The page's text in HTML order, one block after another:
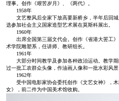
理事。创作《艰苦岁月》、《两代》。
1958年
文艺整风后全家下放高要新桥乡，半年后回城
选参加社会主义国家造型艺术展在莫斯科展出。
1960年
出席全国第三届文代会。创作《省港大罢工》
术学院雕塑系，任讲师、教研组长。
1961年
大部分时间教学及参加各种政治运动。教学期
过一批工农群众头像，作油画人像和一批水彩风景
1962年
受中国电影家协会委托创作《文艺女神》，木
女》，前二件为中国美术馆收购。